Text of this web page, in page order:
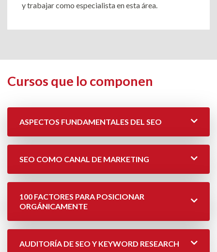
y trabajar como especialista en esta área.
Cursos que lo componen
ASPECTOS FUNDAMENTALES DEL SEO
SEO COMO CANAL DE MARKETING
100 FACTORES PARA POSICIONAR
ORGÁNICAMENTE
AUDITORÍA DE SEO Y KEYWORD RESEARCH